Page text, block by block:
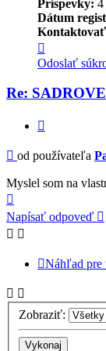
Príspevky: 4
Dátum
informácie
používateľa
-
PaMe74
Odoslať
Re:
Príspevok
od používateľa
Myslel som na
Napísať odpoveď
Náhľad pre
Zobraziť: